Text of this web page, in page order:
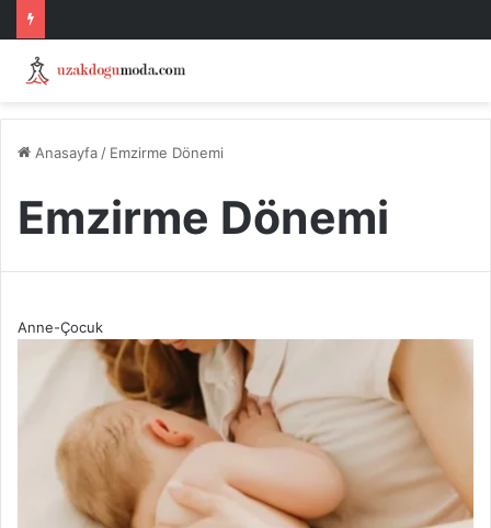
Anasayfa / Emzirme Dönemi
Emzirme Dönemi
Anne-Çocuk